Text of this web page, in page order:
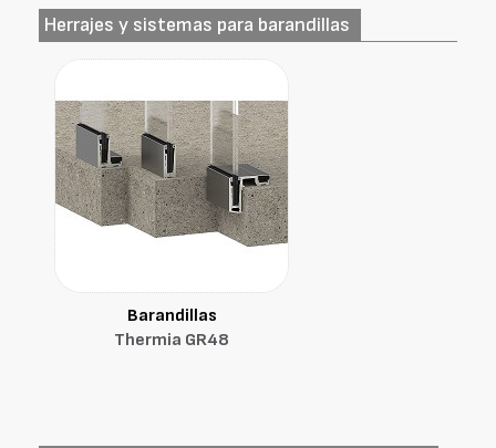
Herrajes y sistemas para barandillas
Barandillas
Thermia GR48